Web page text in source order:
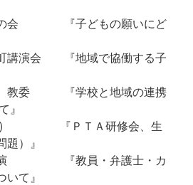
の会 『子どもの願いにど
町講演会 『地域で協働する子
、教委 『学校と地域の連携
』
田) 『ＰＴＡ研修会、生
）』
講演 『教員・弁護士・カ
て』